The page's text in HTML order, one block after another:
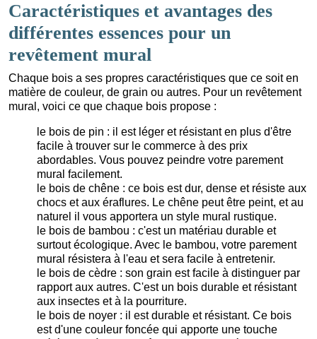
Caractéristiques et avantages des
différentes essences pour un
revêtement mural
Chaque bois a ses propres caractéristiques que ce soit en
matière de couleur, de grain ou autres. Pour un revêtement
mural, voici ce que chaque bois propose :
le bois de pin : il est léger et résistant en plus d'être
facile à trouver sur le commerce à des prix
abordables. Vous pouvez peindre votre parement
mural facilement.
le bois de chêne : ce bois est dur, dense et résiste aux
chocs et aux éraflures. Le chêne peut être peint, et au
naturel il vous apportera un style mural rustique.
le bois de bambou : c'est un matériau durable et
surtout écologique. Avec le bambou, votre parement
mural résistera à l'eau et sera facile à entretenir.
le bois de cèdre : son grain est facile à distinguer par
rapport aux autres. C'est un bois durable et résistant
aux insectes et à la pourriture.
le bois de noyer : il est durable et résistant. Ce bois
est d'une couleur foncée qui apporte une touche